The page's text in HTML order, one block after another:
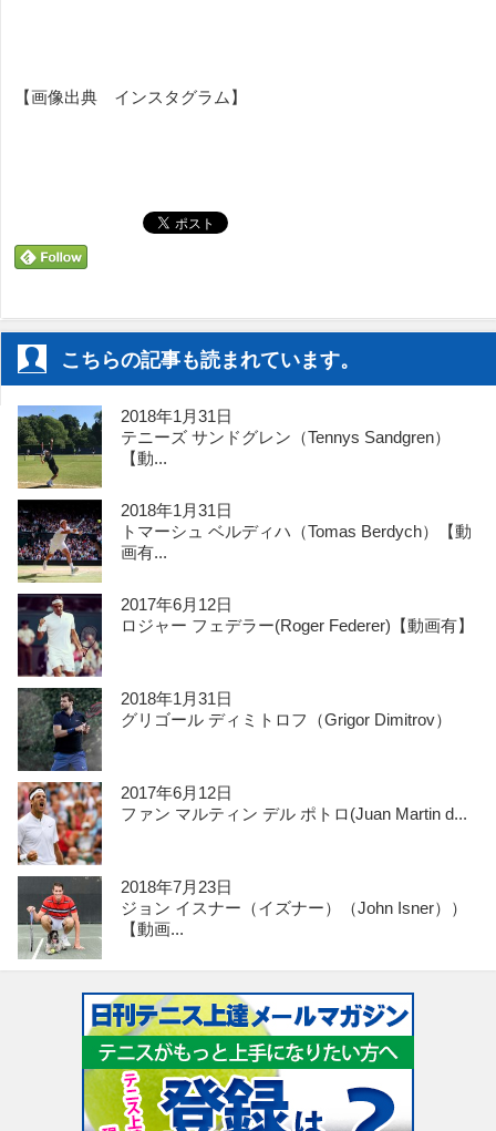
【画像出典 インスタグラム】
こちらの記事も読まれています。
2018年1月31日
テニーズ サンドグレン（Tennys Sandgren）
【動...
2018年1月31日
トマーシュ ベルディハ（Tomas Berdych）【動
画有...
2017年6月12日
ロジャー フェデラー(Roger Federer)【動画有】
2018年1月31日
グリゴール ディミトロフ（Grigor Dimitrov）
2017年6月12日
ファン マルティン デル ポトロ(Juan Martin d...
2018年7月23日
ジョン イスナー（イズナー）（John Isner））
【動画...